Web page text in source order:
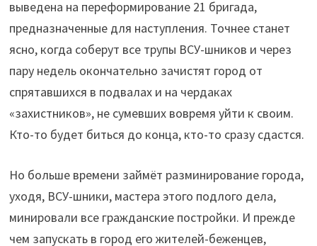
выведена на переформирование 21 бригада,
предназначенные для наступления. Точнее станет
ясно, когда соберут все трупы ВСУ-шников и через
пару недель окончательно зачистят город от
спрятавшихся в подвалах и на чердаках
«захистников», не сумевших вовремя уйти к своим.
Кто-то будет биться до конца, кто-то сразу сдастся.
Но больше времени займёт разминирование города,
уходя, ВСУ-шники, мастера этого подлого дела,
минировали все гражданские постройки. И прежде
чем запускать в город его жителей-беженцев,